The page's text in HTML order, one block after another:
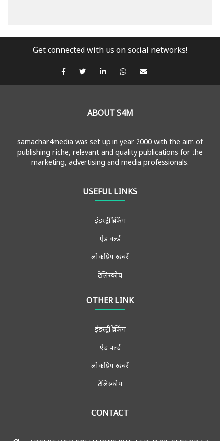
Get connected with us on social networks!
ABOUT S4M
samachar4media was set up in year 2000 with the aim of
publishing niche, relevant and quality publications for the
marketing, advertising and media professionals.
USEFUL LINKS
इंडस्ट्री ब्रीफिंग
ऐड वर्ल्ड
लोकप्रिय खबरें
टेलिस्कोप
विचार मंच
साक्षात्कार
मीडिया फोरम
मुख्य खबरें
एडमिशन-जॉब्स
OTHER LINK
इंडस्ट्री ब्रीफिंग
ऐड वर्ल्ड
लोकप्रिय खबरें
टेलिस्कोप
CONTACT